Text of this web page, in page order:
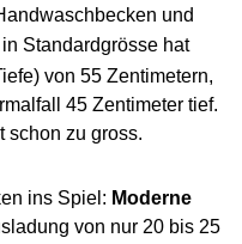
und
Standardgrösse hat
von 55 Zentimetern,
45 Zentimeter tief.
schon zu gross.
ins Spiel: Moderne
von nur 20 bis 25